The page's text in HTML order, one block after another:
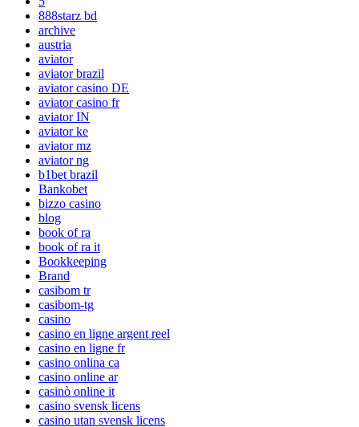
888starz bd
archive
austria
aviator
aviator brazil
aviator casino DE
aviator casino fr
aviator IN
aviator ke
aviator mz
aviator ng
b1bet brazil
Bankobet
bizzo casino
blog
book of ra
book of ra it
Bookkeeping
Brand
casibom tr
casibom-tg
casino
casino en ligne argent reel
casino en ligne fr
casino onlina ca
casino online ar
casinò online it
casino svensk licens
casino utan svensk licens